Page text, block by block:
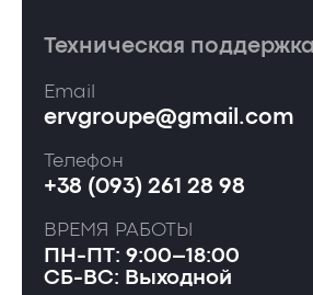
Техническая поддержка
Email
ervgroupe@gmail.com
Телефон
+38 (093) 261 28 98
ВРЕМЯ РАБОТЫ
ПН-ПТ: 9:00–18:00
СБ-ВС: Выходной